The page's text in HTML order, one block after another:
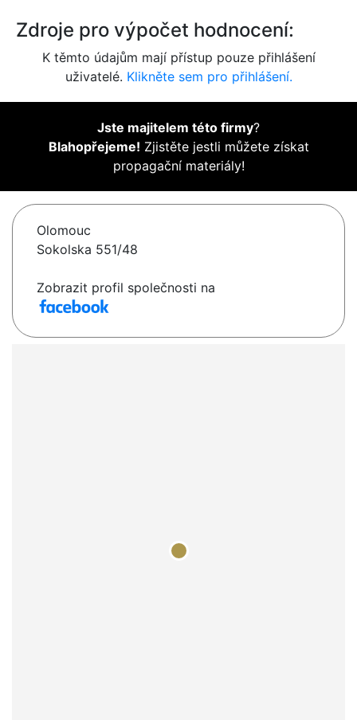
Zdroje pro výpočet hodnocení:
K těmto údajům mají přístup pouze přihlášení
uživatelé. Klikněte sem pro přihlášení.
Jste majitelem této firmy?
Blahopřejeme! Zjistěte jestli můžete získat
propagační materiály!
Olomouc
Sokolska 551/48
Zobrazit profil společnosti na